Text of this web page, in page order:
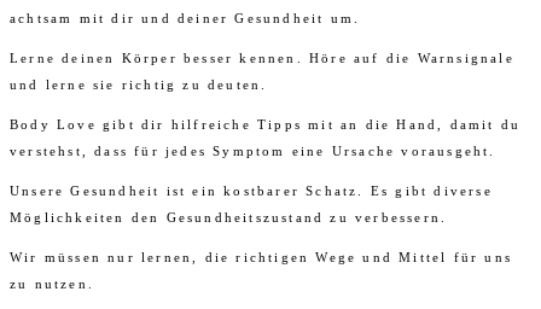
achtsam mit dir und deiner Gesundheit um.
Lerne deinen Körper besser kennen. Höre auf die Warnsignale
und lerne sie richtig zu deuten.
Body Love gibt dir hilfreiche Tipps mit an die Hand, damit du
verstehst, dass für jedes Symptom eine Ursache vorausgeht.
Unsere Gesundheit ist ein kostbarer Schatz. Es gibt diverse
Möglichkeiten den Gesundheitszustand zu verbessern.
Wir müssen nur lernen, die richtigen Wege und Mittel für uns
zu nutzen.